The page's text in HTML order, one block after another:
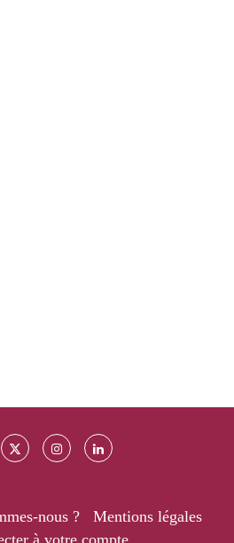
nous ?
Mentions légales
à votre compte